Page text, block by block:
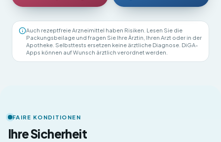
Auch rezeptfreie Arzneimittel haben Risiken. Lesen Sie die
Packungsbeilage und fragen Sie Ihre Ärztin, Ihren Arzt oder in der
Apotheke. Selbsttests ersetzen keine ärztliche Diagnose. DiGA-
Apps können auf Wunsch ärztlich verordnet werden.
FAIRE KONDITIONEN
Ihre Sicherheit